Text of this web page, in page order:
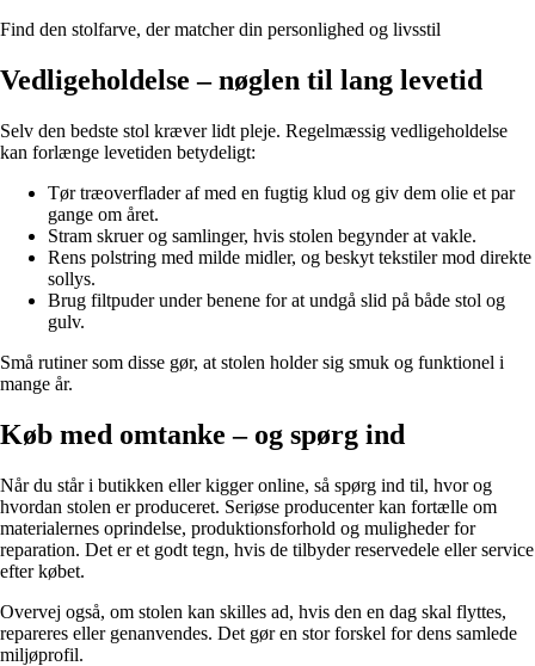
Find den stolfarve, der matcher din personlighed og livsstil
Vedligeholdelse – nøglen til lang levetid
Selv den bedste stol kræver lidt pleje. Regelmæssig vedligeholdelse
kan forlænge levetiden betydeligt:
Tør træoverflader af med en fugtig klud og giv dem olie et par
gange om året.
Stram skruer og samlinger, hvis stolen begynder at vakle.
Rens polstring med milde midler, og beskyt tekstiler mod direkte
sollys.
Brug filtpuder under benene for at undgå slid på både stol og
gulv.
Små rutiner som disse gør, at stolen holder sig smuk og funktionel i
mange år.
Køb med omtanke – og spørg ind
Når du står i butikken eller kigger online, så spørg ind til, hvor og
hvordan stolen er produceret. Seriøse producenter kan fortælle om
materialernes oprindelse, produktionsforhold og muligheder for
reparation. Det er et godt tegn, hvis de tilbyder reservedele eller service
efter købet.
Overvej også, om stolen kan skilles ad, hvis den en dag skal flyttes,
repareres eller genanvendes. Det gør en stor forskel for dens samlede
miljøprofil.